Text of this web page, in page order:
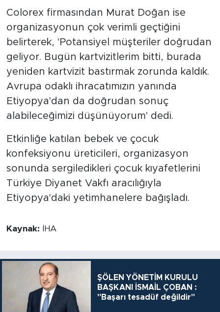
Colorex firmasından Murat Doğan ise
organizasyonun çok verimli geçtiğini
belirterek, 'Potansiyel müşteriler doğrudan
geliyor. Bugün kartvizitlerim bitti, burada
yeniden kartvizit bastırmak zorunda kaldık.
Avrupa odaklı ihracatımızın yanında
Etiyopya'dan da doğrudan sonuç
alabileceğimizi düşünüyorum' dedi.
Etkinliğe katılan bebek ve çocuk
konfeksiyonu üreticileri, organizasyon
sonunda sergiledikleri çocuk kıyafetlerini
Türkiye Diyanet Vakfı aracılığıyla
Etiyopya'daki yetimhanelere bağışladı.
Kaynak: İHA
ŞÖLEN YÖNETİM KURULU
BAŞKANI İSMAİL ÇOBAN :
"Başarı tesadüf değildir"